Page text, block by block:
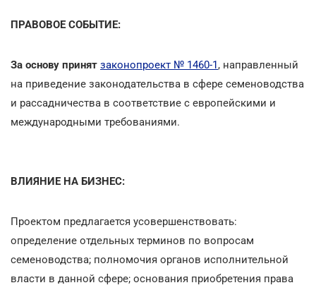
ПРАВОВОЕ СОБЫТИЕ:
За основу принят законопроект № 1460-1, направленный
на приведение законодательства в сфере семеноводства
и рассадничества в соответствие с европейскими и
международными требованиями.
ВЛИЯНИЕ НА БИЗНЕС:
Проектом предлагается усовершенствовать:
определение отдельных терминов по вопросам
семеноводства; полномочия органов исполнительной
власти в данной сфере; основания приобретения права